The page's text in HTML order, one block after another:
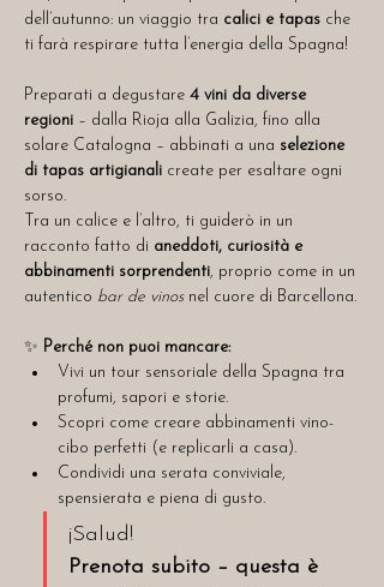
dell’autunno: un viaggio tra calici e tapas che
ti farà respirare tutta l’energia della Spagna!
Preparati a degustare 4 vini da diverse
regioni – dalla Rioja alla Galizia, fino alla
solare Catalogna – abbinati a una selezione
di tapas artigianali create per esaltare ogni
sorso.
Tra un calice e l’altro, ti guiderò in un
racconto fatto di aneddoti, curiosità e
abbinamenti sorprendenti, proprio come in un
autentico bar de vinos nel cuore di Barcellona.
✨ Perché non puoi mancare:
Vivi un tour sensoriale della Spagna tra
profumi, sapori e storie.
Scopri come creare abbinamenti vino-
cibo perfetti (e replicarli a casa).
Condividi una serata conviviale,
spensierata e piena di gusto.
¡Salud!
Prenota subito – questa è